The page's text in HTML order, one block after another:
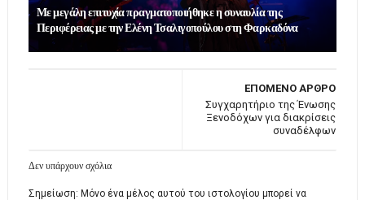
Με μεγάλη επιτυχία πραγματοποιήθηκε η συναυλία της
Περιφέρειας με την Ελένη Τσαλιγοπούλου στη Φαρκαδόνα
ΕΠΟΜΕΝΟ ΑΡΘΡΟ
Συγχαρητήριο της Ένωσης
Ξενοδόχων για διακρίσεις
συναδέλφων
Δεν υπάρχουν σχόλια
Σημείωση: Μόνο ένα μέλος αυτού του ιστολογίου μπορεί να